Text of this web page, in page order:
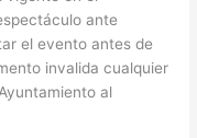
ante
el evento antes de
invalida cualquier
al